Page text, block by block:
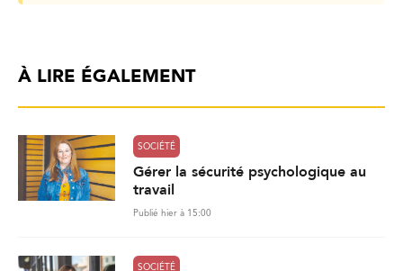
À LIRE ÉGALEMENT
SOCIÉTÉ
Gérer la sécurité psychologique au
travail
Publié hier à 15:00
SOCIÉTÉ